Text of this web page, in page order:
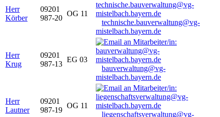
Herr
Körber
09201
987-20
OG 11
technische.bauverwaltung@vg-
mistelbach.bayern.de
Herr
Krug
09201
987-13
EG 03
bauverwaltung@vg-
mistelbach.bayern.de
Herr
Lautner
09201
987-19
OG 11
liegenschaftsverwaltung@vg-